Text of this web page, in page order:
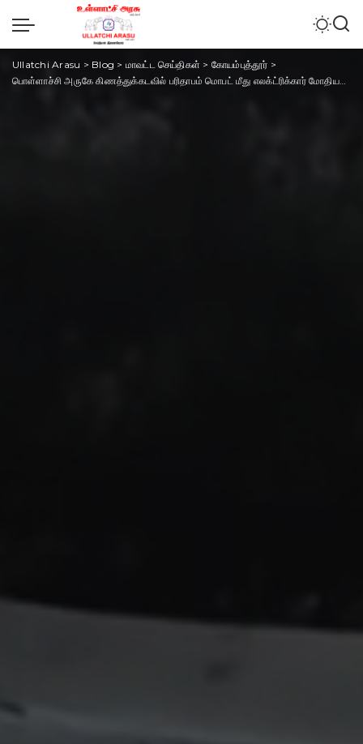
Ullatchi Arasu > Blog > மாவட்ட செய்திகள் > கோயம்புத்தூர் >
பொள்ளாச்சி அருகே கிணத்துக்கடவில் பரிதாபம் மொபட் மீது எலக்ட்ரிக்கார் மோதியதில்-2பேர் பலி, 3பேர் படுகாயம்